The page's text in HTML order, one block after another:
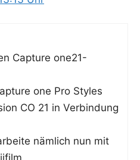
Cap­tu­re one21-
one Pro Styl­es
CO 21 in Ver­bin­dung
näm­lich nun mit